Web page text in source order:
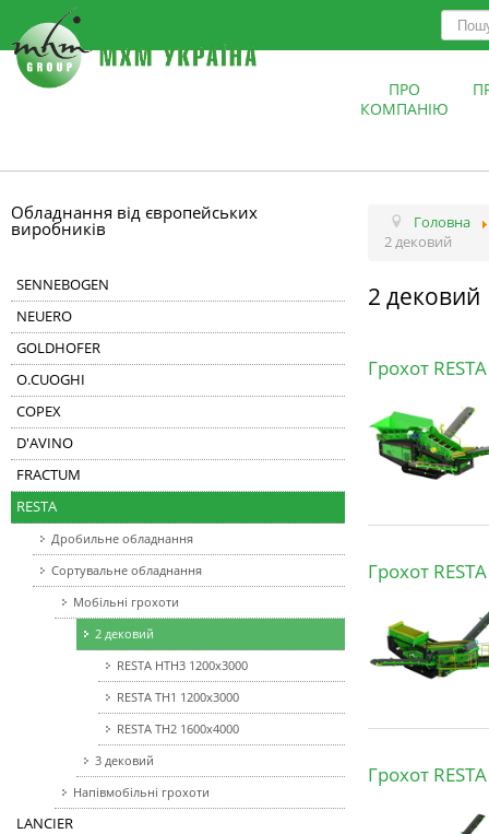
ПРО
КОМПАНІЮ
Обладнання від європейських
виробників
SENNEBOGEN
NEUERO
GOLDHOFER
O.CUOGHI
COPEX
D'AVINO
FRACTUM
RESTA
Дробильне обладнання
Сортувальне обладнання
Мобільні грохоти
2 дековий
RESTA HTH3 1200x3000
RESTA TH1 1200x3000
RESTA TH2 1600x4000
3 дековий
Напівмобільні грохоти
LANCIER
Головна
2 дековий
2 дековий
Грохот
Грохот
Грохот